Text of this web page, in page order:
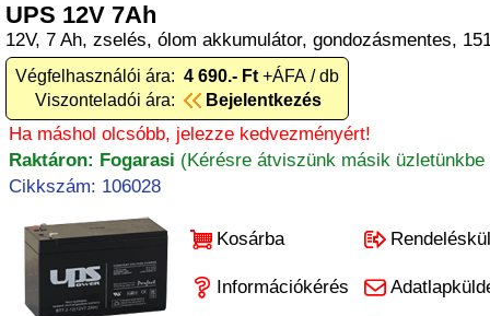
UPS 12V 7Ah
12V, 7 Ah, zselés, ólom akkumulátor, gondozásmentes,
Végfelhasználói ára: 4 690.- Ft +ÁFA / db
Viszonteladói ára:
Bejelentkezés
Ha máshol olcsóbb, jelezze kedvezményért!
Raktáron: Fogarasi (Kérésre átviszünk másik üzletünkbe
Cikkszám: 106028
Kosárba
Információkérés